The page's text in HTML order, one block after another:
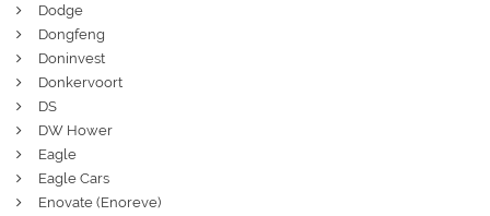
Dodge
Dongfeng
Doninvest
Donkervoort
DS
DW Hower
Eagle
Eagle Cars
Enovate (Enoreve)